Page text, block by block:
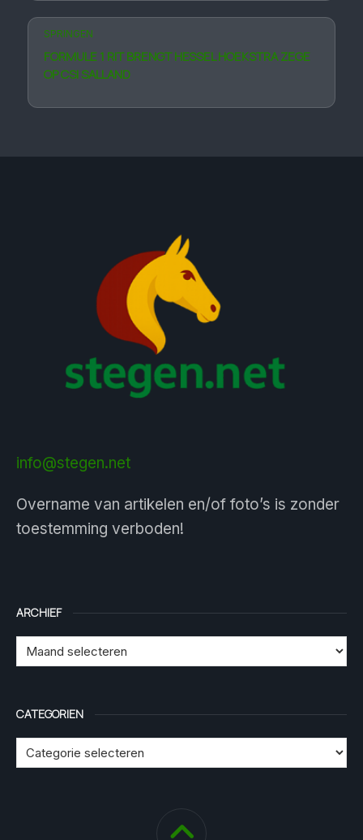
SPRINGEN
FORMULE 1 RIT BRENGT HESSEL HOEKSTRA ZEGE
OP CSI SALLAND
info@stegen.net
Overname van artikelen en/of foto’s is zonder
toestemming verboden!
ARCHIEF
CATEGORIEN